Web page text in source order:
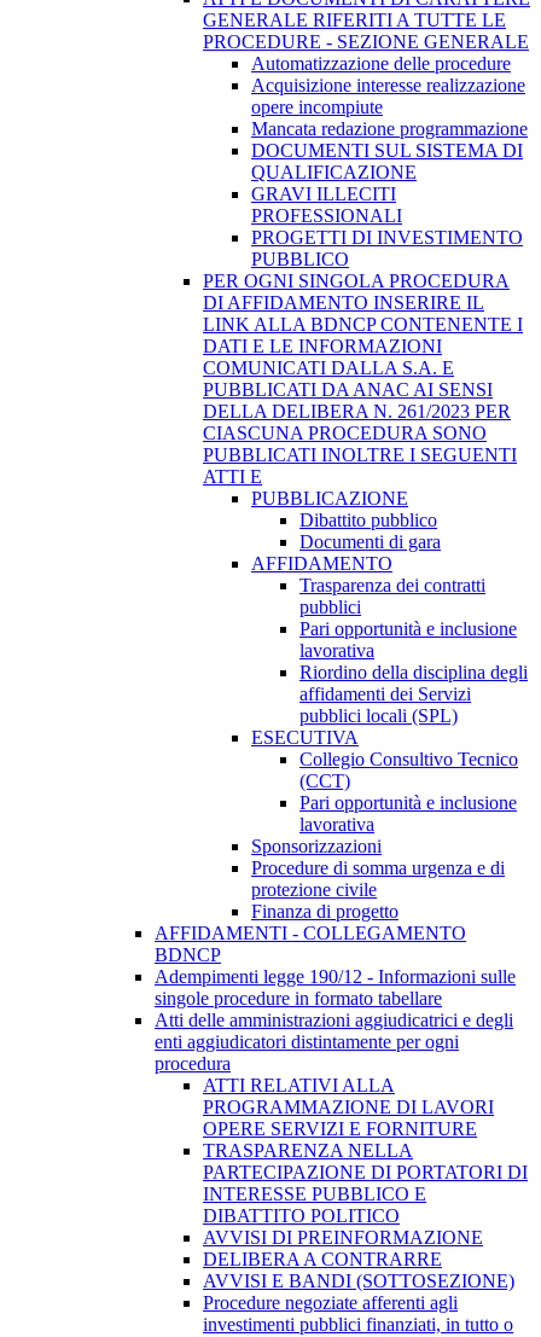
GENERALE RIFERITI A TUTTE LE
PROCEDURE - SEZIONE GENERALE
Automatizzazione delle procedure
Acquisizione interesse realizzazione
opere incompiute
Mancata redazione programmazione
DOCUMENTI SUL SISTEMA DI
QUALIFICAZIONE
GRAVI ILLECITI
PROFESSIONALI
PROGETTI DI INVESTIMENTO
PUBBLICO
PER OGNI SINGOLA PROCEDURA
DI AFFIDAMENTO INSERIRE IL
LINK ALLA BDNCP CONTENENTE I
DATI E LE INFORMAZIONI
COMUNICATI DALLA S.A. E
PUBBLICATI DA ANAC AI SENSI
DELLA DELIBERA N. 261/2023 PER
CIASCUNA PROCEDURA SONO
PUBBLICATI INOLTRE I SEGUENTI
ATTI E
PUBBLICAZIONE
Dibattito pubblico
Documenti di gara
AFFIDAMENTO
Trasparenza dei contratti
pubblici
Pari opportunità e inclusione
lavorativa
Riordino della disciplina degli
affidamenti dei Servizi
pubblici locali (SPL)
ESECUTIVA
Collegio Consultivo Tecnico
(CCT)
Pari opportunità e inclusione
lavorativa
Sponsorizzazioni
Procedure di somma urgenza e di
protezione civile
Finanza di progetto
AFFIDAMENTI - COLLEGAMENTO
BDNCP
Adempimenti legge 190/12 - Informazioni sulle
singole procedure in formato tabellare
Atti delle amministrazioni aggiudicatrici e degli
enti aggiudicatori distintamente per ogni
procedura
ATTI RELATIVI ALLA
PROGRAMMAZIONE DI LAVORI
OPERE SERVIZI E FORNITURE
TRASPARENZA NELLA
PARTECIPAZIONE DI PORTATORI DI
INTERESSE PUBBLICO E
DIBATTITO POLITICO
AVVISI DI PREINFORMAZIONE
DELIBERA A CONTRARRE
AVVISI E BANDI (SOTTOSEZIONE)
Procedure negoziate afferenti agli
investimenti pubblici finanziati, in tutto o